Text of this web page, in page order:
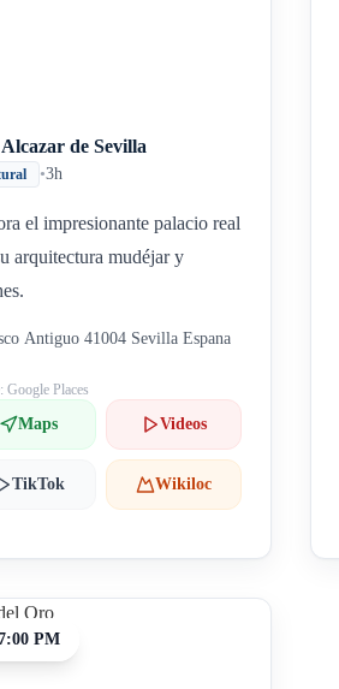
de Sevilla
•3h
el impresionante palacio real
arquitectura mudéjar y
Antiguo 41004 Sevilla Espana
Google Places
Maps Videos
TikTok Wikiloc
PM